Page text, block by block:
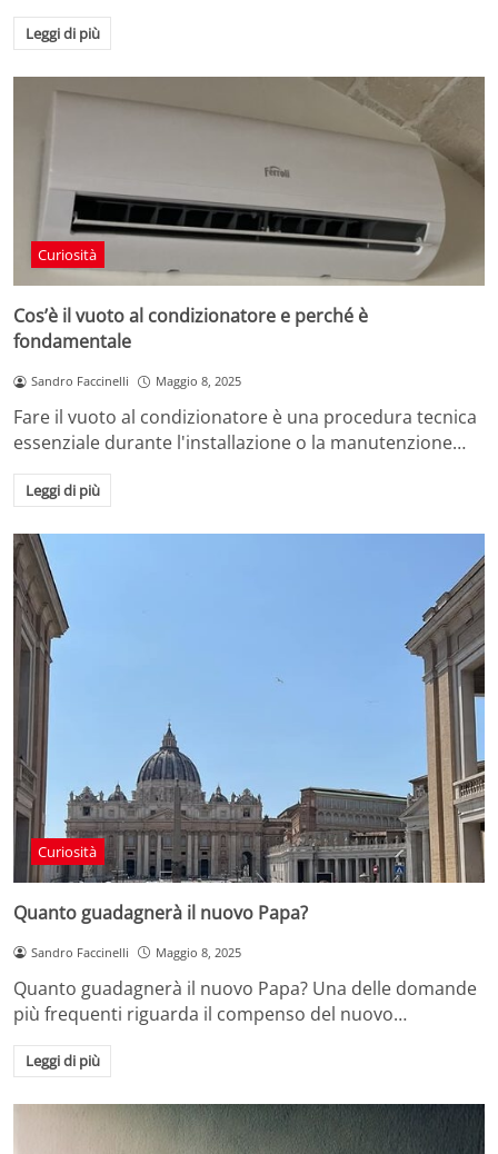
Leggi di più
Curiosità
Cos’è il vuoto al condizionatore e perché è
fondamentale
Sandro Faccinelli Maggio 8, 2025
Fare il vuoto al condizionatore è una procedura tecnica
essenziale durante l'installazione o la manutenzione…
Leggi di più
Curiosità
Quanto guadagnerà il nuovo Papa?
Sandro Faccinelli Maggio 8, 2025
Quanto guadagnerà il nuovo Papa? Una delle domande
più frequenti riguarda il compenso del nuovo…
Leggi di più